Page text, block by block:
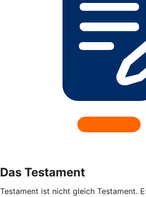
Das Testament
Testament ist nicht gleich Testament.